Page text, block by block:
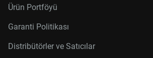
Ürün Portföyü
Garanti Politikası
Distribütörler ve Satıcılar